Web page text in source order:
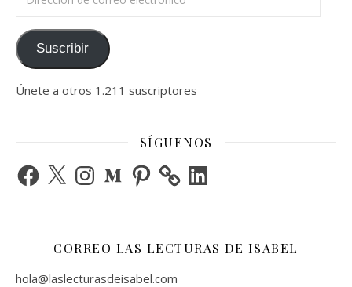
Suscribir
Únete a otros 1.211 suscriptores
SÍGUENOS
Facebook
X InstagramMediumPinterest LinkedIn
CORREO LAS LECTURAS DE ISABEL
hola@laslecturasdeisabel.com